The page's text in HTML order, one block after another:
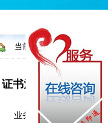
当前位置： 首页> 业务办
证书注销
业务介绍：停止使用数